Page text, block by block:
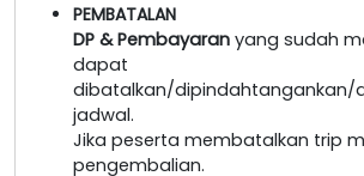
PEMBATALAN
DP & Pembayaran yang sudah
dapat
dibatalkan/dipindahtangankan/
jadwal.
Jika peserta membatalkan trip
pengembalian.